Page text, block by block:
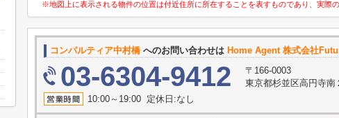
※地図上に表示される物件の位置は付近住所に所在することを表すものであり、実際
コンパルティア中村橋 へのお問い合わせは Home Agent 株式会社
03-6304-9412
〒166-0003
東京都杉並区高円寺南
10:00～19:00 定休日:なし